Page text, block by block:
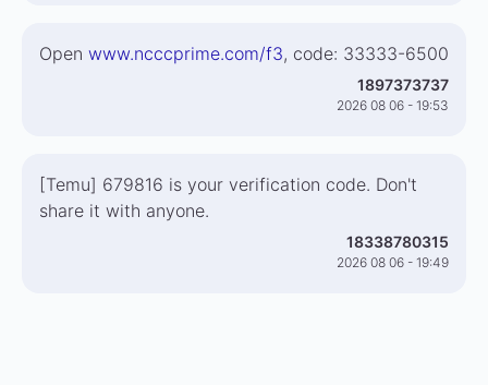
Open www.ncccprime.com/f3, code: 33333-6500
1897373737
2026 08 06 - 19:53
[Temu] 679816 is your verification code. Don't
share it with anyone.
18338780315
2026 08 06 - 19:49